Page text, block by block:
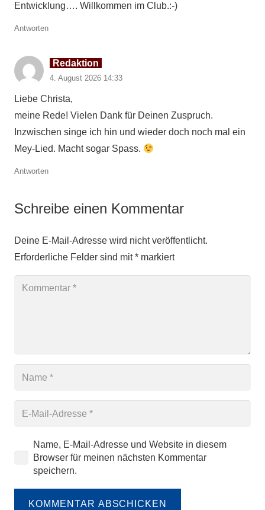
Entwicklung…. Willkommen im Club.:-)
Antworten
Redaktion
4. August 2026 14:33
Liebe Christa,
meine Rede! Vielen Dank für Deinen Zuspruch.
Inzwischen singe ich hin und wieder doch noch mal ein
Mey-Lied. Macht sogar Spass.
Antworten
Schreibe einen Kommentar
Deine E-Mail-Adresse wird nicht veröffentlicht.
Erforderliche Felder sind mit* markiert
Name, E-Mail-Adresse und Website in diesem
Browser für meinen nächsten Kommentar
speichern.
KOMMENTAR ABSCHICKEN